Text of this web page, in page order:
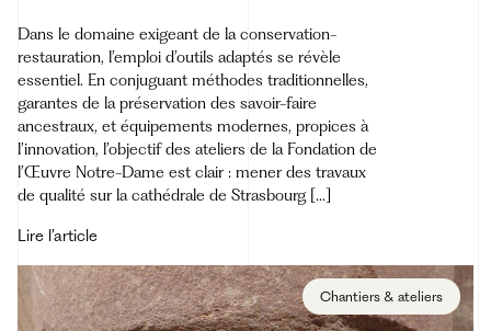
Dans le domaine exigeant de la conservation-
restauration, l’emploi d’outils adaptés se révèle
essentiel. En conjuguant méthodes traditionnelles,
garantes de la préservation des savoir-faire
ancestraux, et équipements modernes, propices à
l’innovation, l’objectif des ateliers de la Fondation de
l’Œuvre Notre-Dame est clair : mener des travaux
de qualité sur la cathédrale de Strasbourg […]
Lire l’article
Chantiers & ateliers